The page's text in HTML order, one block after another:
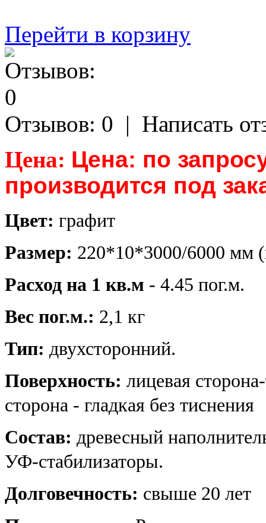
Перейти в корзину
Отзывов: 0 | Написать
Цена: Цена: по
производится под
Цвет: графит
Размер: 220*10*3000/6000 мм
Расход на 1 кв.м - 4.45 пог.м.
Вес пог.м.: 2,1 кг
Тип: двухсторонний.
Поверхность: лицевая
сторона - гладкая без тиснения
Состав: древесный
УФ-стабилизаторы.
Долговечность: свыше 20 лет